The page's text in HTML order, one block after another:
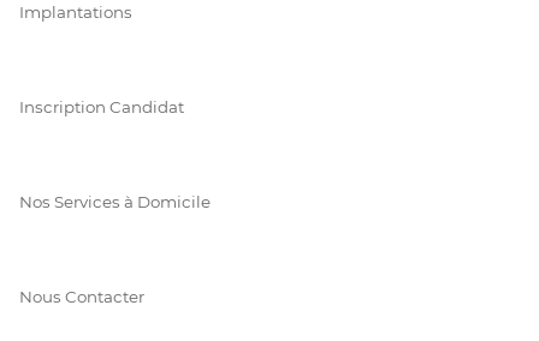
Implantations
Inscription Candidat
Nos Services à Domicile
Nous Contacter